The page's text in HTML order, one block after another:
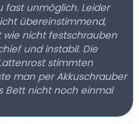
fast unmöglich. Leider
übereinstimmend,
wie nicht festschrauben
und instabil. Die
stimmten
man per Akkuschrauber
Bett nicht noch einmal